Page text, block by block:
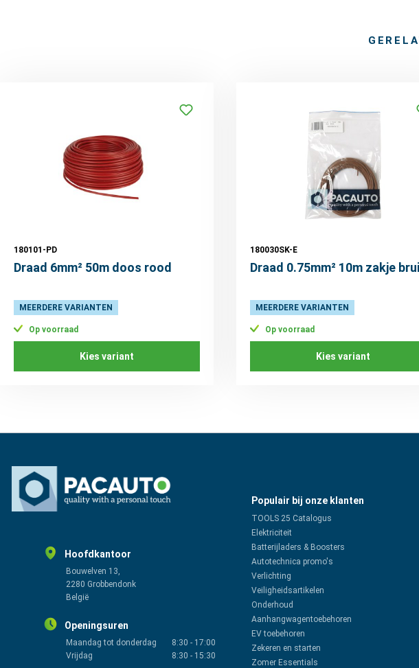
180101-PD
Draad 6mm² 50m doos rood
MEERDERE VARIANTEN
Op voorraad
Kies variant
180030SK-E
Draad 0.75mm² 10m zakje
MEERDERE VARIANTEN
Op voorraad
Kies variant
Hoofdkantoor
Bouwelven 13,
2280 Grobbendonk
België
Openingsuren
Maandag tot donderdag 8:30 - 17:00
Vrijdag
8:30 - 15:30
Populair bij onze klanten
TOOLS 25 Catalogus
Elektriciteit
Batterijladers & Boosters
Autotechnica promo's
Verlichting
Veiligheidsartikelen
Onderhoud
Aanhangwagentoebehoren
EV toebehoren
Zekeren en starten
Zomer Essentials